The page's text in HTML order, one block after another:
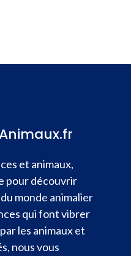
et animaux,
pour découvrir
monde animalier
qui font vibrer
les animaux et
nous vous